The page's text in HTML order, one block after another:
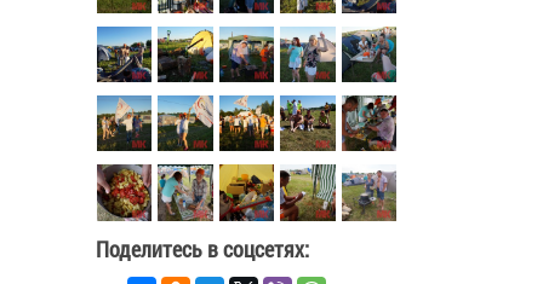
Поделитесь в соцсетях: